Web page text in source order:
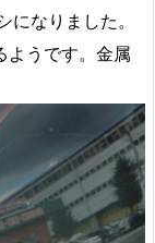
になりました。
ようです。金属